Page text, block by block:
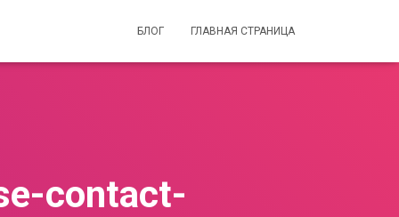
БЛОГ ГЛАВНАЯ СТРАНИЦА
contact-